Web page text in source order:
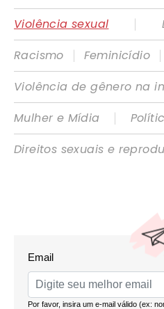
Violência sexual
|
Racismo
| Feminicídio |
Violência de gênero na
Mulher e Mídia
|
Direitos sexuais e